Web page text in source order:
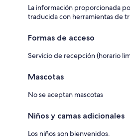
La información proporcionada
traducida con herramientas de
Formas de acceso
Servicio de recepción (horario
Mascotas
No se aceptan mascotas
Niños y camas adicionales
Los niños son bienvenidos.